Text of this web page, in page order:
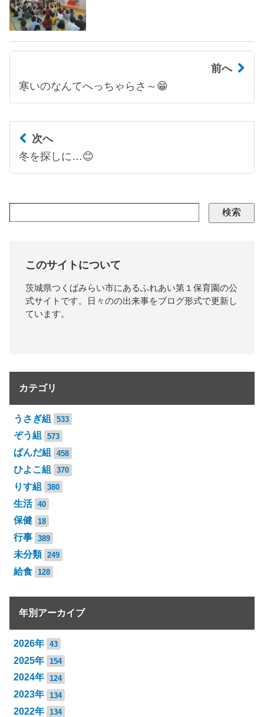
前へ
寒いのなんてへっちゃらさ～😁
次へ
冬を探しに…😊
検索
このサイトについて
茨城県つくばみらい市にあるふれあい第１保育園の公
式サイトです。日々のの出来事をブログ形式で更新し
ています。
カテゴリ
うさぎ組 533
ぞう組 573
ぱんだ組 458
ひよこ組 370
りす組 380
生活 40
保健 18
行事 389
未分類 249
給食 128
年別アーカイブ
2026年 43
2025年 154
2024年 124
2023年 134
2022年 134